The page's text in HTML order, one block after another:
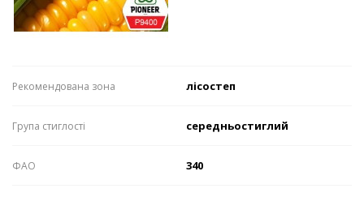
Рекомендована зона лісостеп
Група стиглості середньостиглий
ФАО 340